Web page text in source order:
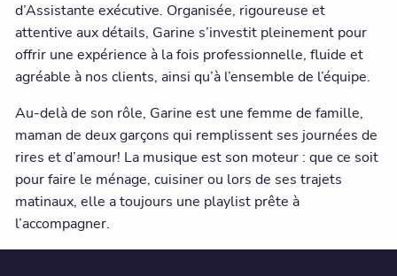
d’Assistante exécutive. Organisée, rigoureuse et
attentive aux détails, Garine s’investit pleinement pour
offrir une expérience à la fois professionnelle, fluide et
agréable à nos clients, ainsi qu’à l’ensemble de l’équipe.
Au-delà de son rôle, Garine est une femme de famille,
maman de deux garçons qui remplissent ses journées de
rires et d’amour! La musique est son moteur : que ce soit
pour faire le ménage, cuisiner ou lors de ses trajets
matinaux, elle a toujours une playlist prête à
l’accompagner.